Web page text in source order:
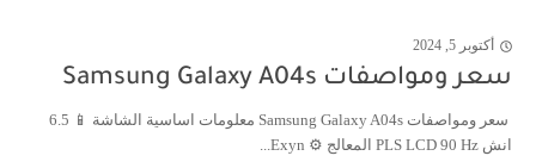
أكتوبر 5, 2024
سعر ومواصفات Samsung Galaxy A04s
سعر ومواصفات Samsung Galaxy A04s معلومات اساسية الشاشة 📱 6.5
انش PLS LCD 90 Hz المعالج ⚙️ Exyn...